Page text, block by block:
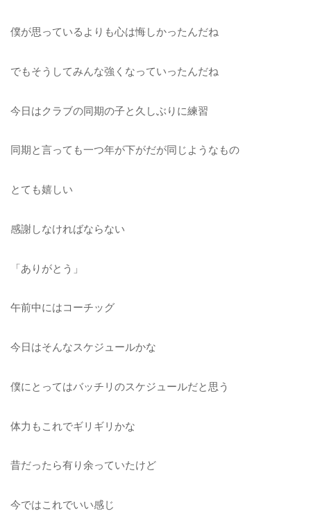
僕が思っているよりも心は悔しかったんだね
でもそうしてみんな強くなっていったんだね
今日はクラブの同期の子と久しぶりに練習
同期と言っても一つ年が下がだが同じようなもの
とても嬉しい
感謝しなければならない
「ありがとう」
午前中にはコーチッグ
今日はそんなスケジュールかな
僕にとってはバッチリのスケジュールだと思う
体力もこれでギリギリかな
昔だったら有り余っていたけど
今ではこれでいい感じ